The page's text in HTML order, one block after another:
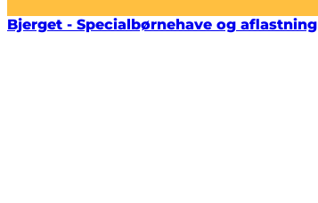
Bjerget - Specialbørnehave og aflastning